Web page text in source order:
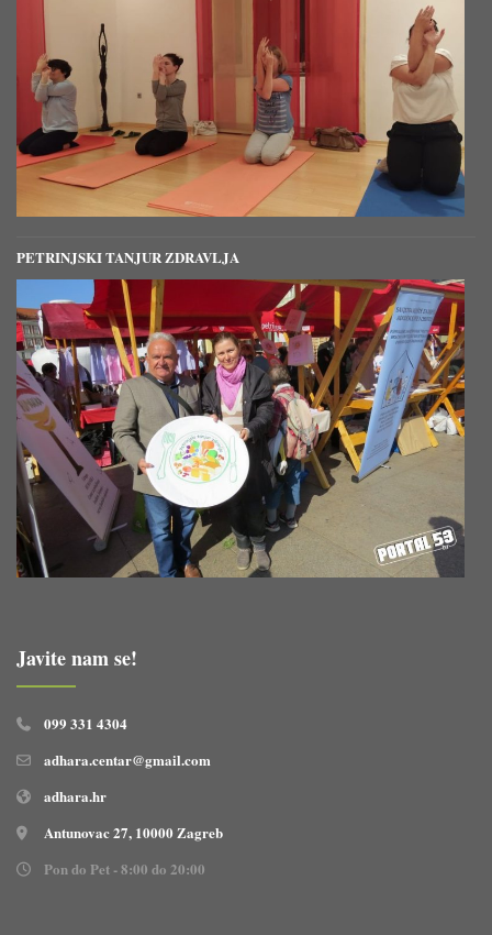
PETRINJSKI TANJUR ZDRAVLJA
Javite nam se!
099 331 4304
adhara.centar@gmail.com
adhara.hr
Antunovac 27, 10000 Zagreb
Pon do Pet - 8:00 do 20:00